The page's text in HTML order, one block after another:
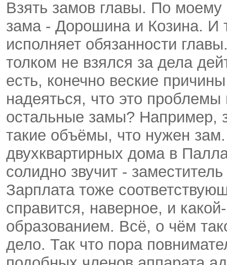
Взять замов главы. По
зама - Дорошина и Козина. И
исполняет обязанности
толком не взялся за дела
есть, конечно веские
надеяться, что это
остальные замы? Например,
такие объёмы, что нужен
двухквартирных дома в
солидно звучит -
Зарплата тоже
справится, наверное, и
образованием. Всё, о чём
дело. Так что пора